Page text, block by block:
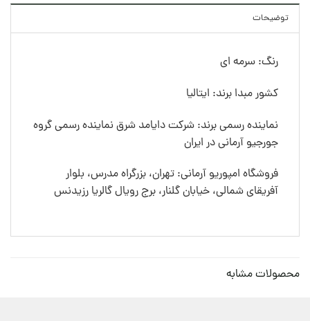
توضیحات
رنگ: سرمه ای
کشور مبدا برند: ایتالیا
نماینده رسمی برند: شرکت دایامد شرق نماینده رسمی گروه
جورجیو آرمانی در ایران
فروشگاه امپوریو آرمانی: تهران، بزرگراه مدرس، بلوار
آفریقای شمالی، خیابان گلنار، برج رویال گالریا رزیدنس
محصولات مشابه